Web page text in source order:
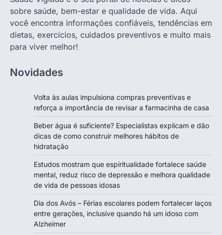
sobre saúde, bem-estar e qualidade de vida. Aqui
você encontra informações confiáveis, tendências em
dietas, exercícios, cuidados preventivos e muito mais
para viver melhor!
Novidades
Volta às aulas impulsiona compras preventivas e
reforça a importância de revisar a farmacinha de casa
Beber água é suficiente? Especialistas explicam e dão
dicas de como construir melhores hábitos de
hidratação
Estudos mostram que espiritualidade fortalece saúde
mental, reduz risco de depressão e melhora qualidade
de vida de pessoas idosas
Dia dos Avós – Férias escolares podem fortalecer laços
entre gerações, inclusive quando há um idoso com
Alzheimer